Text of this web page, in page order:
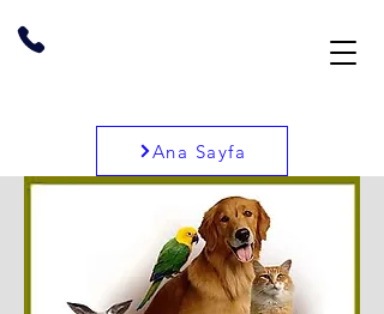
Ana Sayfa